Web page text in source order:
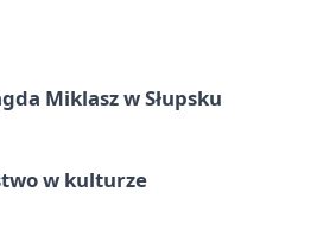
Miklasz w Słupsku
w kulturze